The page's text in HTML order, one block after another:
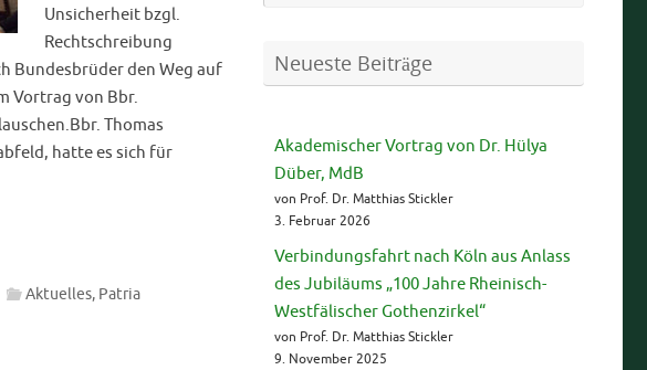
Unsicherheit bzgl.
Rechtschreibung
Bundesbrüder den Weg auf
Vortrag von Bbr.
Thomas
hatte es sich für
Aktuelles, Patria
Neueste Beiträge
Akademischer Vortrag von Dr. Hülya
Düber, MdB
von Prof. Dr. Matthias Stickler
3. Februar 2026
Verbindungsfahrt nach Köln aus Anlass
des Jubiläums „100 Jahre Rheinisch-
Westfälischer Gothenzirkel“
von Prof. Dr. Matthias Stickler
9. November 2025